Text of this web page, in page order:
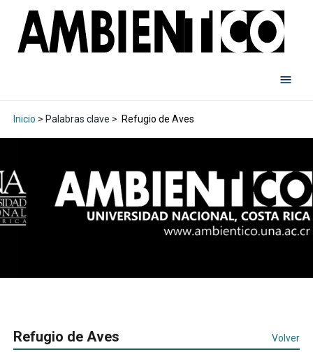
Inicio > Palabras clave > Refugio de Aves
Refugio de Aves Volver